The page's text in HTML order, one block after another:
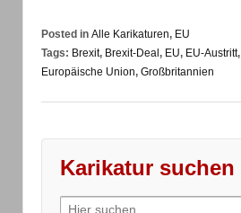
Posted in Alle Karikaturen, EU
Tags: Brexit, Brexit-Deal , EU, EU-Austritt,
Europäische Union, Großbritannien
Karikatur suchen
Search